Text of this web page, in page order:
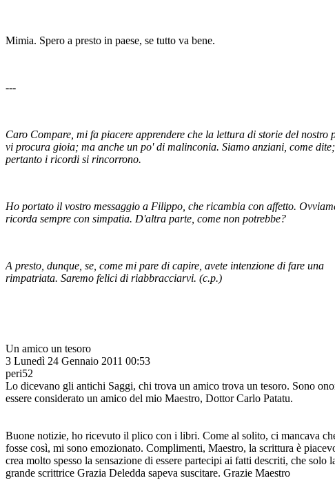
Mimia. Spero a presto in paese, se tutto va bene.
---
Caro Compare, mi fa piacere apprendere che la lettura di storie del nostro
vi procura gioia; ma anche un po' di malinconia. Siamo anziani, come dite;
pertanto i ricordi si rincorrono.
Ho portato il vostro messaggio a Filippo, che ricambia con affetto.
ricorda sempre con simpatia. D'altra parte, come non potrebbe?
A presto, dunque, se, come mi pare di capire, avete intenzione di fare una
rimpatriata. Saremo felici di riabbracciarvi. (c.p.)
Un amico un tesoro
3 Lunedì 24 Gennaio 2011 00:53
peri52
Lo dicevano gli antichi Saggi, chi trova un amico trova un tesoro. Sono
essere considerato un amico del mio Maestro, Dottor Carlo Patatu.
Buone notizie, ho ricevuto il plico con i libri. Come al solito, ci mancava
fosse così, mi sono emozionato. Complimenti, Maestro, la scrittura è
crea molto spesso la sensazione di essere partecipi ai fatti descriti, che solo
grande scrittrice Grazia Deledda sapeva suscitare. Grazie Maestro